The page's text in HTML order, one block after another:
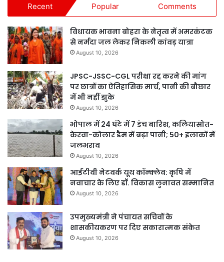
Recent Popular Comments
विधायक भावना बोहरा के नेतृत्व में अमरकंटक
से नर्मदा जल लेकर निकली कांवड़ यात्रा
August 10, 2026
JPSC-JSSC-CGL परीक्षा रद्द करने की मांग
पर छात्रों का ऐतिहासिक मार्च, पानी की बौछार
में भी नहीं झुके
August 10, 2026
भोपाल में 24 घंटे में 7 इंच बारिश, कलियासोत-
केरवा-कोलार डैम में बढ़ा पानी; 50+ इलाकों में
जलभराव
August 10, 2026
आईटीवी नेटवर्क यूथ कॉन्क्लेव: कृषि में
नवाचार के लिए डॉ. विकास लुनावत सम्मानित
August 10, 2026
उपमुख्यमंत्री ने पंचायत सचिवों के
शासकीयकरण पर दिए सकारात्मक संकेत
August 10, 2026